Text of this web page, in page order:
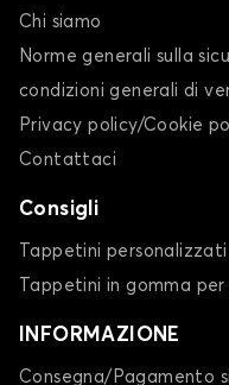
Chi siamo
Norme generali sulla
condizioni generali di
Privacy policy/Cookie
Contattaci
Consigli
Tappetini
Tappetini in gomma
INFORMAZIONE
Consegna/Pagamento